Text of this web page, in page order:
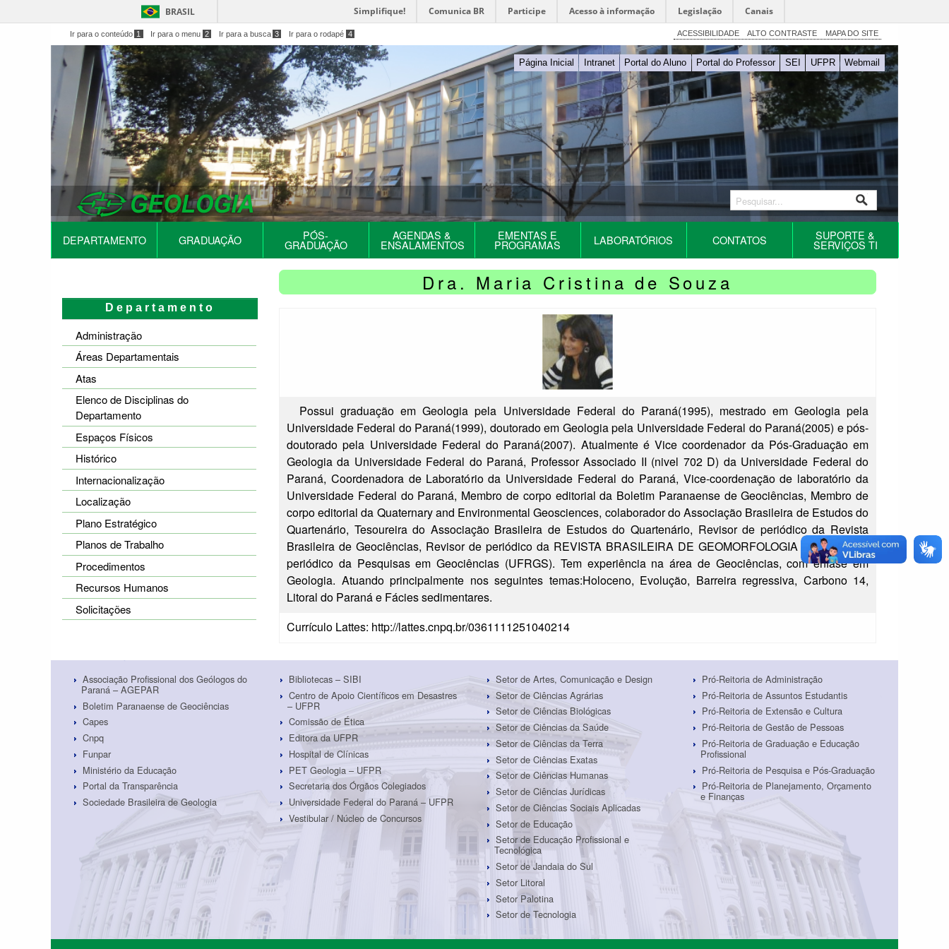
BRASIL Simplifique! Comunica BR Participe Acesso à informação Legislação Canais
Ir para o conteúdo 1 Ir para o menu 2 Ir para a busca 3 Ir para o rodapé 4 ACESSIBILIDADE ALTO CONTRASTE MAPA DO SITE
Página Inicial Intranet Portal do Aluno Portal do Professor SEI UFPR Webmail
DEPARTAMENTO GRADUAÇÃO PÓS-
GRADUAÇÃO
AGENDAS &
ENSALAMENTOS
EMENTAS E
PROGRAMAS LABORATÓRIOS CONTATOS SUPORTE &
SERVIÇOS TI
Departamento
Administração
Áreas Departamentais
Atas
Elenco de Disciplinas do
Departamento
Espaços Físicos
Histórico
Internacionalização
Localização
Plano Estratégico
Planos de Trabalho
Procedimentos
Recursos Humanos
Solicitações
Dra. Maria Cristina de Souza
Possui graduação em Geologia pela Universidade Federal do Paraná(1995), mestrado em Geologia pela
Universidade Federal do Paraná(1999), doutorado em Geologia pela Universidade Federal do Paraná(2005) e pós-
doutorado pela Universidade Federal do Paraná(2007). Atualmente é Vice coordenador da Pós-Graduação em
Geologia da Universidade Federal do Paraná, Professor Associado II (nivel 702 D) da Universidade Federal do
Paraná, Coordenadora de Laboratório da Universidade Federal do Paraná, Vice-coordenação de laboratório da
Universidade Federal do Paraná, Membro de corpo editorial da Boletim Paranaense de Geociências, Membro de
corpo editorial da Quaternary and Environmental Geosciences, colaborador do Associação Brasileira de Estudos do
Quartenário, Tesoureira do Associação Brasileira de Estudos do Quartenário, Revisor de periódico da Revista
Brasileira de Geociências, Revisor de periódico da REVISTA BRASILEIRA DE GEOMORFOLOGIA e Revisor de
periódico da Pesquisas em Geociências (UFRGS). Tem experiência na área de Geociências, com ênfase em
Geologia. Atuando principalmente nos seguintes temas:Holoceno, Evolução, Barreira regressiva, Carbono 14,
Litoral do Paraná e Fácies sedimentares.
Currículo Lattes: http://lattes.cnpq.br/0361111251040214
Associação Profissional dos Geólogos do
Paraná – AGEPAR
Boletim Paranaense de Geociências
Capes
Cnpq
Funpar
Ministério da Educação
Portal da Transparência
Sociedade Brasileira de Geologia
Bibliotecas – SIBI
Centro de Apoio Científicos em Desastres
– UFPR
Comissão de Ética
Editora da UFPR
Hospital de Clínicas
PET Geologia – UFPR
Secretaria dos Órgãos Colegiados
Universidade Federal do Paraná – UFPR
Vestibular / Núcleo de Concursos
Setor de Artes, Comunicação e Design
Setor de Ciências Agrárias
Setor de Ciências Biológicas
Setor de Ciências da Saúde
Setor de Ciências da Terra
Setor de Ciências Exatas
Setor de Ciências Humanas
Setor de Ciências Jurídicas
Setor de Ciências Sociais Aplicadas
Setor de Educação
Setor de Educação Profissional e
Tecnológica
Setor de Jandaia do Sul
Setor Litoral
Setor Palotina
Setor de Tecnologia
Pró-Reitoria de Administração
Pró-Reitoria de Assuntos Estudantis
Pró-Reitoria de Extensão e Cultura
Pró-Reitoria de Gestão de Pessoas
Pró-Reitoria de Graduação e Educação
Profissional
Pró-Reitoria de Pesquisa e Pós-Graduação
Pró-Reitoria de Planejamento, Orçamento
e Finanças